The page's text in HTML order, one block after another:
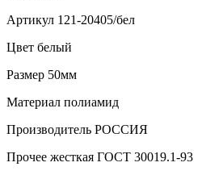
Артикул 121-20405/бел
Цвет белый
Размер 50мм
Материал полиамид
Производитель РОССИЯ
Прочее жесткая ГОСТ 30019.1-93